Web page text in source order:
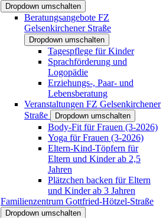
Dropdown umschalten
Beratungsangebote FZ
Gelsenkirchener Straße
Dropdown umschalten
Tagespflege für Kinder
Sprachförderung und
Logopädie
Erziehungs-, Paar- und
Lebensberatung
Veranstaltungen FZ Gelsenkirchener
Straße
Dropdown umschalten
Body-Fit für Frauen (3-2026)
Yoga für Frauen (3-2026)
Eltern-Kind-Töpfern für
Eltern und Kinder ab 2,5
Jahren
Plätzchen backen für Eltern
und Kinder ab 3 Jahren
Familienzentrum Gottfried-Hötzel-Straße
Dropdown umschalten